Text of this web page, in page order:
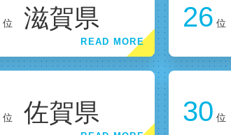
位 滋賀県 26 位
位 佐賀県 30 位